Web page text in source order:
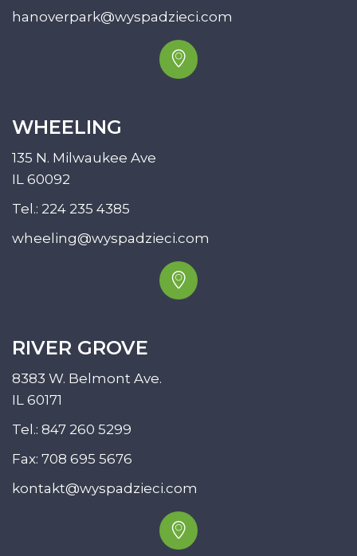
hanoverpark@wyspadzieci.com
WHEELING
135 N. Milwaukee Ave
IL 60092
Tel.: 224 235 4385
wheeling@wyspadzieci.com
RIVER GROVE
8383 W. Belmont Ave.
IL 60171
Tel.: 847 260 5299
Fax: 708 695 5676
kontakt@wyspadzieci.com